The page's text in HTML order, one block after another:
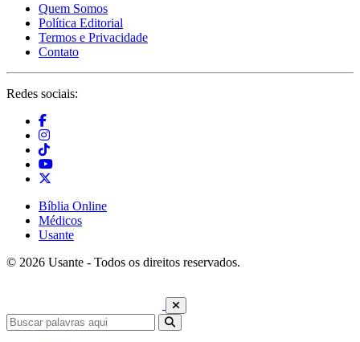
Quem Somos
Política Editorial
Termos e Privacidade
Contato
Redes sociais:
Bíblia Online
Médicos
Usante
© 2026 Usante - Todos os direitos reservados.